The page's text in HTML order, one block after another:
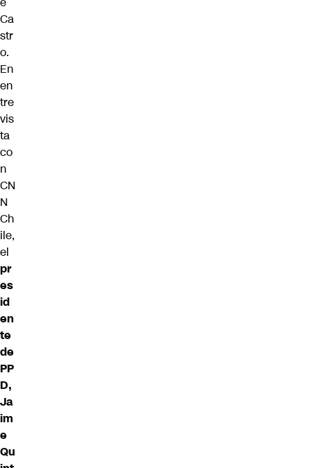
Ca
str
o.
En
en
tre
vis
ta
co
n
CN
N
Ch
ile,
el
pr
es
id
en
te
de
PP
D,
Ja
im
e
Qu